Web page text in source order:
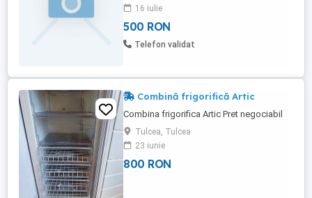
16 iulie
500 RON
Telefon validat
Combină frigorifică Artic
Combina frigorifica Artic Pret negociabil
Tulcea, Tulcea
23 iunie
800 RON